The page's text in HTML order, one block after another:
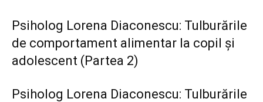
Psiholog Lorena Diaconescu: Tulburările
de comportament alimentar la copil și
adolescent (Partea 2)
Psiholog Lorena Diaconescu: Tulburările